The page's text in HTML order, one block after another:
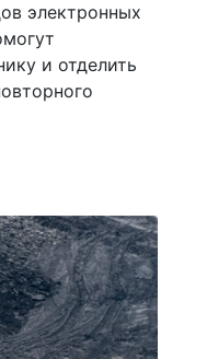
электронных
и отделить